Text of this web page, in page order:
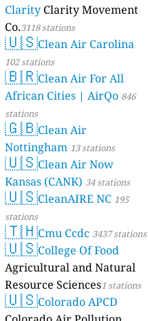
Clarity Clarity Movement
Co.3118 stations
🇺🇸Clean Air Carolina
102 stations
🇧🇷Clean Air For All
African Cities | AirQo 846
stations
🇬🇧Clean Air
Nottingham 13 stations
🇺🇸Clean Air Now
Kansas (CANK) 34 stations
🇺🇸CleanAIRE NC 195
stations
🇹🇭Cmu Ccdc 3437 stations
🇺🇸College Of Food
Agricultural and Natural
Resource Sciences1 stations
🇺🇸Colorado APCD